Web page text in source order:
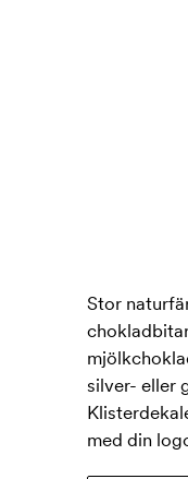
Stor
silver- eller
med din